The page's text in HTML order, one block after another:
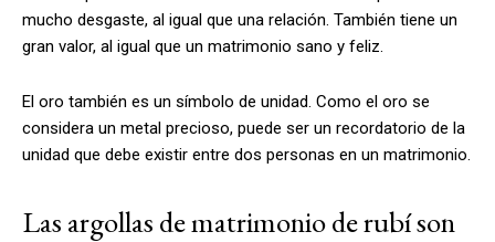
mucho desgaste, al igual que una relación. También tiene un
gran valor, al igual que un matrimonio sano y feliz.
El oro también es un símbolo de unidad. Como el oro se
considera un metal precioso, puede ser un recordatorio de la
unidad que debe existir entre dos personas en un matrimonio.
Las argollas de matrimonio de rubí son